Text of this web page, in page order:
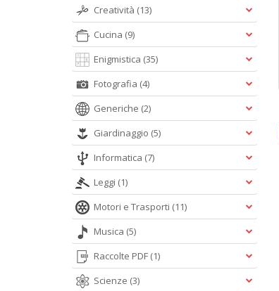
Creatività (13)
Cucina (9)
Enigmistica (35)
Fotografia (4)
Generiche (2)
Giardinaggio (5)
Informatica (7)
Leggi (1)
Motori e Trasporti (11)
Musica (5)
Raccolte PDF (1)
Scienze (3)